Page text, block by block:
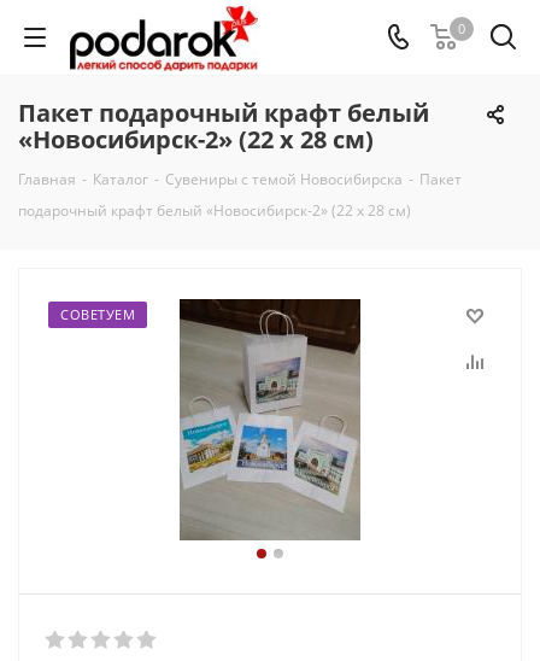
0
Пакет подарочный крафт белый
«Новосибирск-2» (22 х 28 см)
Главная - Каталог - Сувениры с темой Новосибирска - Пакет
подарочный крафт белый «Новосибирск-2» (22 х 28 см)
СОВЕТУЕМ